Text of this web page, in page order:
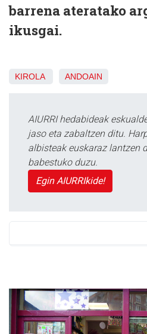
barrena ateratako
ikusgai.
KIROLA ANDOAIN
AIURRI hedabideak
jaso eta zabaltzen ditu.
albisteak euskaraz lantzen
babestuko duzu.
Egin AIURRIkide!